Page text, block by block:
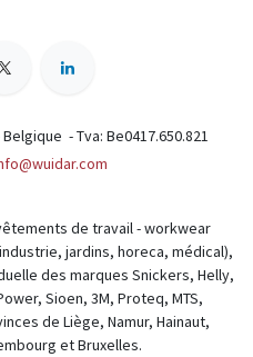
- Tva: Be0417.650.821
de travail - workwear
jardins, horeca, médical),
des marques Snickers, Helly,
Sioen, 3M, Proteq, MTS,
de Liège, Namur, Hainaut,
et Bruxelles.